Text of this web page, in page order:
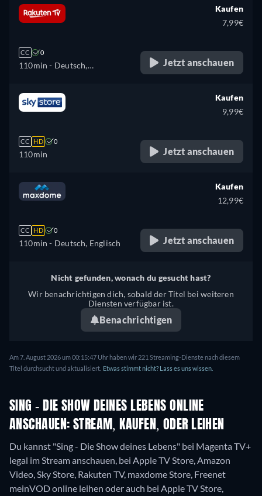
Dänisch, Englisch, Spanisch,
Finnisch, Französisch,
Japanisch, Niederländisch,
Polnisch, Portugiesisch,
CC 0
110min - Deutsch,
Englisch, Spanisch, Finnisch,
Französisch, Ungarisch,
Norwegisch, Polnisch,
Portugiesisch, Rumänisch,
Kaufen
7,99€
Jetzt anschauen
CC HD 0
110min
Kaufen
9,99€
Jetzt anschauen
CC HD 0
110min - Deutsch, Englisch
Kaufen
12,99€
Jetzt anschauen
Nicht gefunden, wonach du gesucht hast?
Wir benachrichtigen dich, sobald der Titel bei weiteren
Diensten verfügbar ist.
Benachrichtigen
Am 7. August 2026 um 00:15:47 Uhr haben wir 221 Streaming-Dienste nach diesem
Titel durchsucht und aktualisiert. Etwas stimmt nicht? Lass es uns wissen.
SING - DIE SHOW DEINES LEBENS ONLINE
ANSCHAUEN: STREAM, KAUFEN, ODER LEIHEN
Du kannst "Sing - Die Show deines Lebens" bei Magenta TV+
legal im Stream anschauen, bei Apple TV Store, Amazon
Video, Sky Store, Rakuten TV, maxdome Store, Freenet
meinVOD online leihen oder auch bei Apple TV Store,